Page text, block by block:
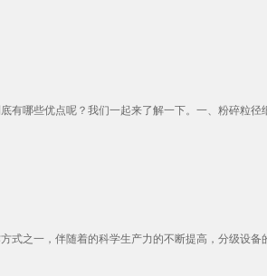
哪些优点呢？我们一起来了解一下。一、粉碎粒径
之一，伴随着的科学生产力的不断提高，分级设备